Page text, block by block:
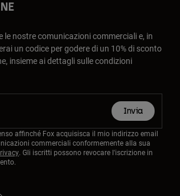
le nostre comunicazioni commerciali e, in
un codice per godere di un 10% di sconto
insieme ai dettagli sulle condizioni
Invia
affinché Fox acquisisca il mio indirizzo email
commerciali conformemente alla sua
. Gli iscritti possono revocare l'iscrizione in